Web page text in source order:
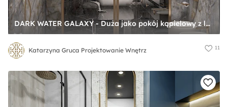
DARK WATER GALAXY - Duża jako pokój kąpielowy z lustrem z punktowym oświetleniem łazienka z oknem, styl glamour - zdjęcie od Katarzyna Gruca Projektowanie Wnętrz
Katarzyna Gruca Projektowanie Wnętrz 11